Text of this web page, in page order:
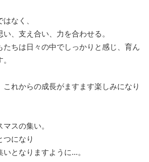
なく、
、支え合い、力を合わせる。
たちは日々の中でしっかりと感じ、育ん
れからの成長がますます楽しみになり
スの集い。
つになり
となりますように...。